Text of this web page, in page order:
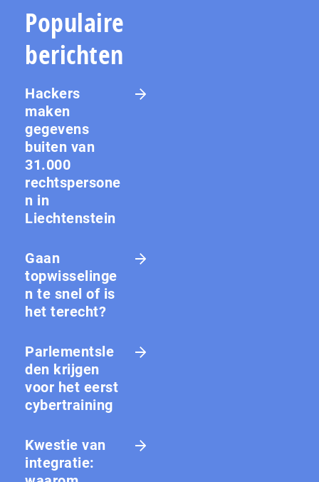
Populaire
berichten
Hackers
maken
gegevens
buiten van
31.000
rechtspersone
n in
Liechtenstein
Gaan
topwisselinge
n te snel of is
het terecht?
Parlementsle
den krijgen
voor het eerst
cybertraining
Kwestie van
integratie: